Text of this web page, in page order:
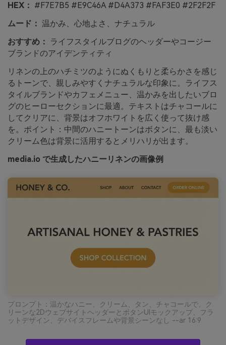
HEX： #F7E7B5 #E9C46A #D4A373 #FAF3E0 #2F2F2F
ムード： 温かみ、心地よさ、ナチュラル
おすすめ：
ライフスタイルブログのヘッダーやコージー
ブランドのアイデンティティ
リネンの上のハチミツのようにぬくもりと柔らかさを感じ
るトーンで、親しみやすくナチュラルな印象に。ライフス
タイルブランドやカフェメニュー、温かみを出したいブロ
グのヒーローセクションに最適。テキストはチャコールに
してクリアに、背景はオフホワイトを広く使って抜け感
を。ポイント：中間のハニートーンはボタンに、最も淡い
クリーム色は背景に活用するとメリハリが出ます。
media.io で生成したハニーリネンの画像例
プロンプト：温かなハニー、クリーム、タン、チャコールで、ク
リーンな2DウェブサイトヘッダーとボタンUIモックアップ、フラ
ットデザイン、デバイスフレームや背景シーンなし --ar 16:9